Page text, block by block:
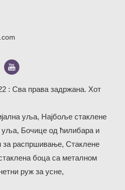
: Сва права задржана. Хот
уља, Најбоље стаклене
уља, Бочице од ћилибара и
за распршивање, Стаклене
боца са металном
руж за усне,